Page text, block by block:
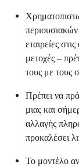
εταιρείες
μετοχές –
τους με τους
Πρέπει να
μιας και
αλλαγής
προκαλέσει
Το μοντέλο